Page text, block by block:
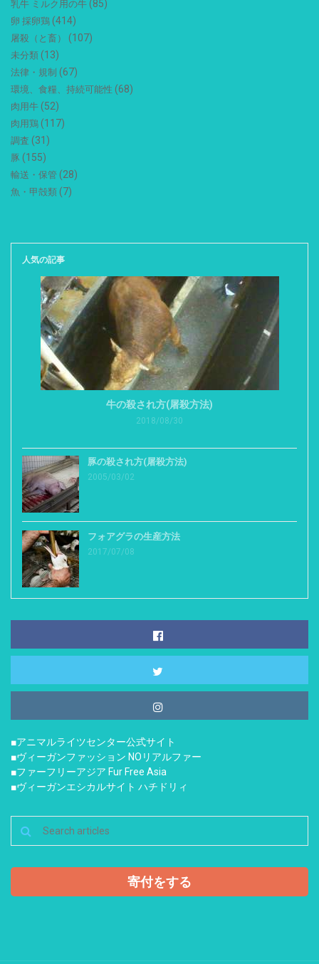
乳牛 ミルク用の牛 (85)
卵 採卵鶏 (414)
屠殺（と畜） (107)
未分類 (13)
法律・規制 (67)
環境、食糧、持続可能性 (68)
肉用牛 (52)
肉用鶏 (117)
調査 (31)
豚 (155)
輸送・保管 (28)
魚・甲殻類 (7)
人気の記事
牛の殺され方(屠殺方法)
2018/08/30
豚の殺され方(屠殺方法)
2005/03/02
フォアグラの生産方法
2017/07/08
■アニマルライツセンター公式サイト
■ヴィーガンファッション NOリアルファー
■ファーフリーアジア Fur Free Asia
■ヴィーガンエシカルサイト ハチドリィ
寄付をする